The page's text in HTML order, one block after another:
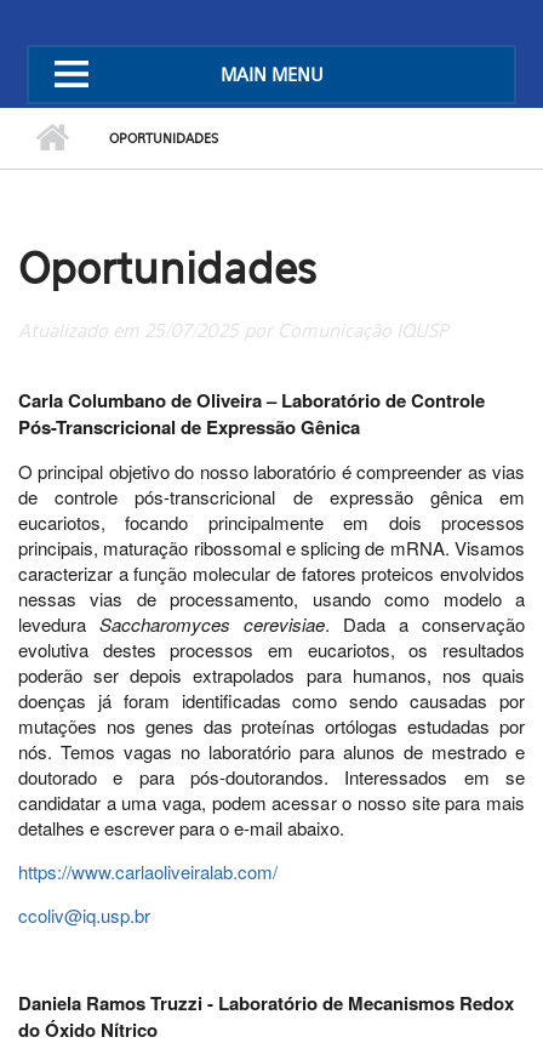
MAIN MENU
OPORTUNIDADES
Oportunidades
Atualizado em 25/07/2025 por Comunicação IQUSP
Carla Columbano de Oliveira – Laboratório de Controle
Pós-Transcricional de Expressão Gênica
O principal objetivo do nosso laboratório é compreender as vias
de controle pós-transcricional de expressão gênica em
eucariotos, focando principalmente em dois processos
principais, maturação ribossomal e splicing de mRNA. Visamos
caracterizar a função molecular de fatores proteicos envolvidos
nessas vias de processamento, usando como modelo a
levedura Saccharomyces cerevisiae. Dada a conservação
evolutiva destes processos em eucariotos, os resultados
poderão ser depois extrapolados para humanos, nos quais
doenças já foram identificadas como sendo causadas por
mutações nos genes das proteínas ortólogas estudadas por
nós. Temos vagas no laboratório para alunos de mestrado e
doutorado e para pós-doutorandos. Interessados em se
candidatar a uma vaga, podem acessar o nosso site para mais
detalhes e escrever para o e-mail abaixo.
https://www.carlaoliveiralab.com/
ccoliv@iq.usp.br
Daniela Ramos Truzzi - Laboratório de Mecanismos Redox
do Óxido Nítrico